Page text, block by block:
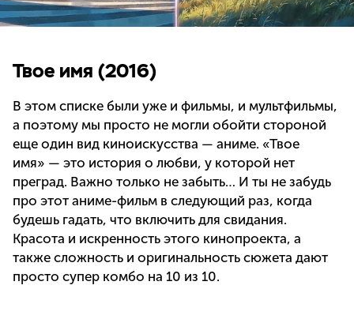
Твое имя (2016)
В этом списке были уже и фильмы, и мультфильмы,
а поэтому мы просто не могли обойти стороной
еще один вид киноискусства — аниме. «Твое
имя» — это история о любви, у которой нет
преград. Важно только не забыть… И ты не забудь
про этот аниме-фильм в следующий раз, когда
будешь гадать, что включить для свидания.
Красота и искренность этого кинопроекта, а
также сложность и оригинальность сюжета дают
просто супер комбо на 10 из 10.